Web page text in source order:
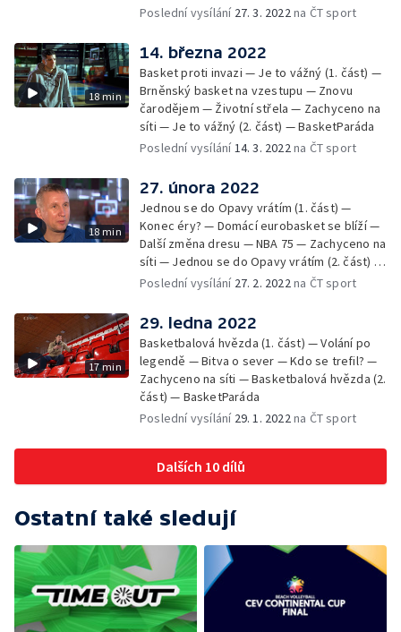
Poslední vysílání 27. 3. 2022 na ČT sport
18 min
14. března 2022
Basket proti invazi — Je to vážný (1. část) —
Brněnský basket na vzestupu — Znovu
čarodějem — Životní střela — Zachyceno na
síti — Je to vážný (2. část) — BasketParáda
Poslední vysílání 14. 3. 2022 na ČT sport
18 min
27. února 2022
Jednou se do Opavy vrátím (1. část) —
Konec éry? — Domácí eurobasket se blíží —
Další změna dresu — NBA 75 — Zachyceno na
síti — Jednou se do Opavy vrátím (2. část) —
BasketParáda
Poslední vysílání 27. 2. 2022 na ČT sport
17 min
29. ledna 2022
Basketbalová hvězda (1. část) — Volání po
legendě — Bitva o sever — Kdo se trefil? —
Zachyceno na síti — Basketbalová hvězda (2.
část) — BasketParáda
Poslední vysílání 29. 1. 2022 na ČT sport
Dalších 10 dílů
Ostatní také sledují